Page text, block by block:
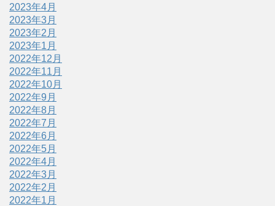
2023年4月
2023年3月
2023年2月
2023年1月
2022年12月
2022年11月
2022年10月
2022年9月
2022年8月
2022年7月
2022年6月
2022年5月
2022年4月
2022年3月
2022年2月
2022年1月